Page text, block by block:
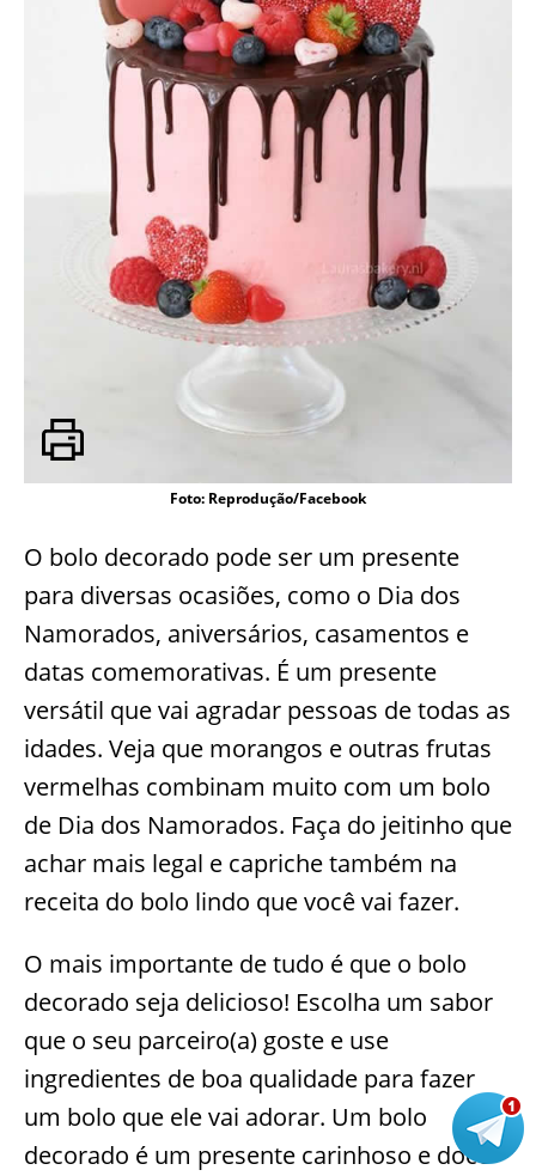
Foto: Reprodução/Facebook
O bolo decorado pode ser um presente
para diversas ocasiões, como o Dia dos
Namorados, aniversários, casamentos e
datas comemorativas. É um presente
versátil que vai agradar pessoas de todas as
idades. Veja que morangos e outras frutas
vermelhas combinam muito com um bolo
de Dia dos Namorados. Faça do jeitinho que
achar mais legal e capriche também na
receita do bolo lindo que você vai fazer.
O mais importante de tudo é que o bolo
decorado seja delicioso! Escolha um sabor
que o seu parceiro(a) goste e use
ingredientes de boa qualidade para fazer
um bolo que ele vai adorar. Um bolo
decorado é um presente carinhoso e doce